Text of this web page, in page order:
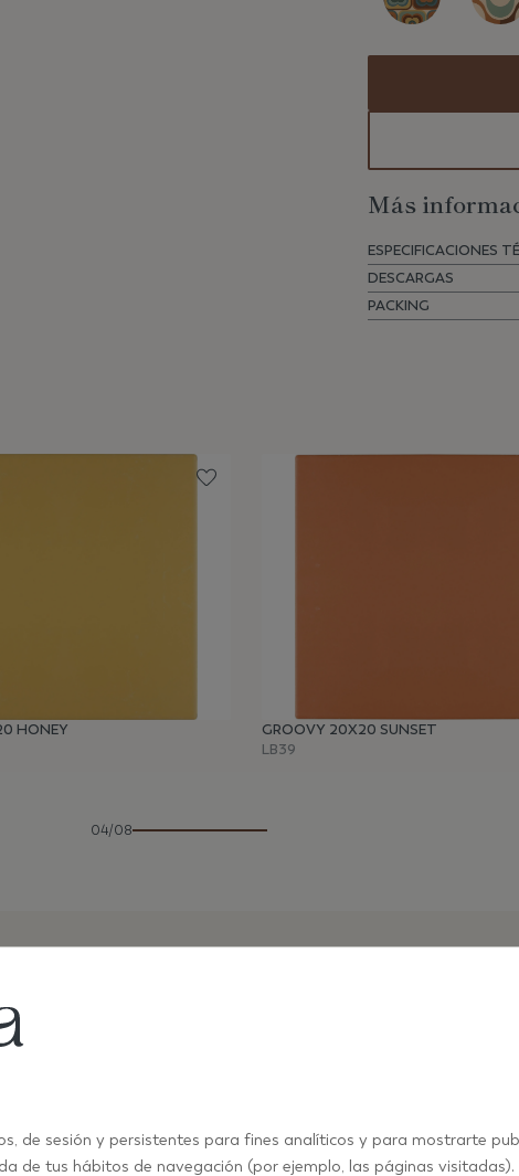
Más
ESPECIFICACIONES
DESCARGAS
PACKING
HONEY
GROOVY 20X20 SUNSET
LB39
04/08
de sesión y persistentes para fines analíticos y para mostrarte
de tus hábitos de navegación (por ejemplo, las páginas